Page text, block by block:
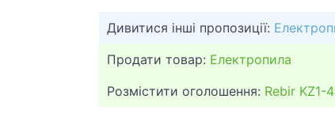
Дивитися інші пропозиції:
Продати товар: Електропила
Розмістити оголошення: Rebir KZ1-